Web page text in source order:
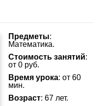
Предметы:
Математика.
Стоимость занятий:
от 0 руб.
Время урока: от 60
мин.
Возраст: 67 лет.